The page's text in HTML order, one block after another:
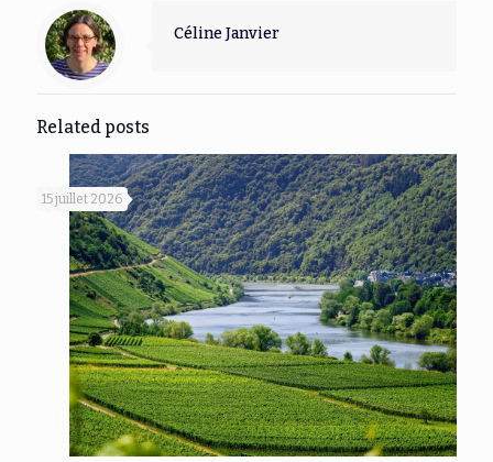
Céline Janvier
Related posts
15 juillet 2026